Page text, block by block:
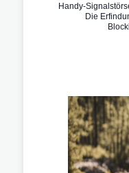
Handy-
Die